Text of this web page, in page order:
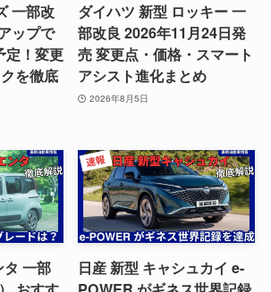
一部改
ップで
定！変更
を徹底
ダイハツ 新型 ロッキー 一
部改良 2026年11月24日発
売 変更点・価格・スマート
アシスト進化まとめ
2026年8月5日
タ 一部
日産 新型 キャシュカイ e-